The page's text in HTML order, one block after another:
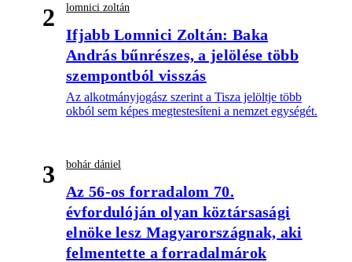
2 lomnici zoltán
Ifjabb Lomnici Zoltán: Baka
András bűnrészes, a jelölése több
szempontból visszás
Az alkotmányjogász szerint a Tisza jelöltje több
okból sem képes megtestesíteni a nemzet egységét.
3 bohár dániel
Az 56-os forradalom 70.
évfordulóján olyan köztársasági
elnöke lesz Magyarországnak, aki
felmentette a forradalmárok